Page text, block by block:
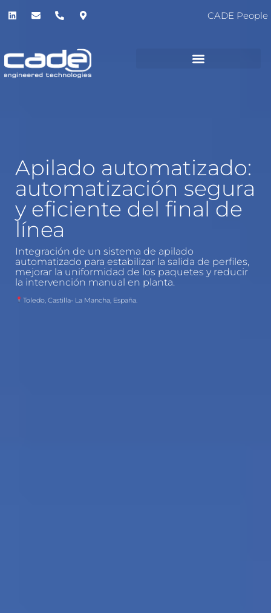
CADE People
Apilado automatizado:
automatización segura
y eficiente del final de
línea
Integración de un sistema de apilado
automatizado para estabilizar la salida de perfiles,
mejorar la uniformidad de los paquetes y reducir
la intervención manual en planta.
Toledo, Castilla- La Mancha, España.